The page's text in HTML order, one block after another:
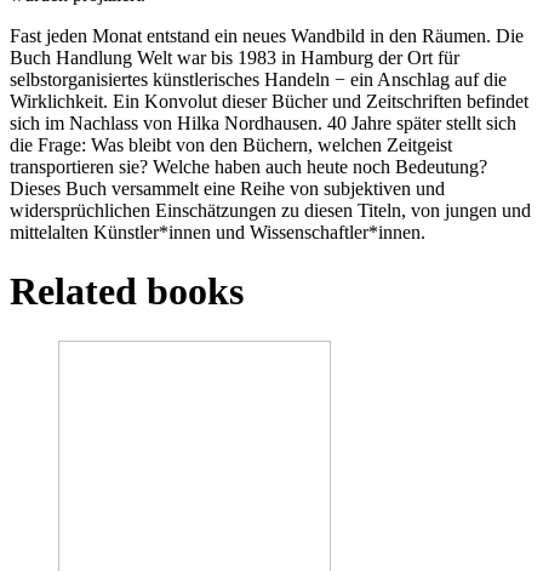
Fast jeden Monat entstand ein neues Wandbild in den Räumen. Die
Buch Handlung Welt war bis 1983 in Hamburg der Ort für
selbstorganisiertes künstlerisches Handeln − ein Anschlag auf die
Wirklichkeit. Ein Konvolut dieser Bücher und Zeitschriften befindet
sich im Nachlass von Hilka Nordhausen. 40 Jahre später stellt sich
die Frage: Was bleibt von den Büchern, welchen Zeitgeist
transportieren sie? Welche haben auch heute noch Bedeutung?
Dieses Buch versammelt eine Reihe von subjektiven und
widersprüchlichen Einschätzungen zu diesen Titeln, von jungen und
mittelalten Künstler*innen und Wissenschaftler*innen.
Related books